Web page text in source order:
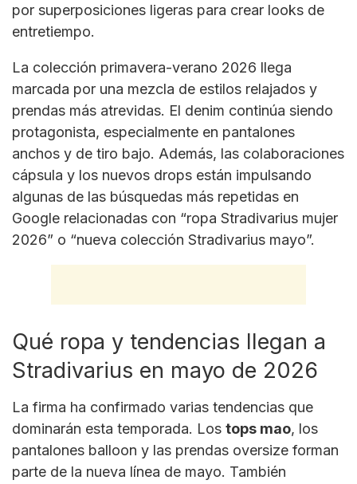
por superposiciones ligeras para crear looks de
entretiempo.
La colección primavera-verano 2026 llega
marcada por una mezcla de estilos relajados y
prendas más atrevidas. El denim continúa siendo
protagonista, especialmente en pantalones
anchos y de tiro bajo. Además, las colaboraciones
cápsula y los nuevos drops están impulsando
algunas de las búsquedas más repetidas en
Google relacionadas con “ropa Stradivarius mujer
2026” o “nueva colección Stradivarius mayo”.
Qué ropa y tendencias llegan a
Stradivarius en mayo de 2026
La firma ha confirmado varias tendencias que
dominarán esta temporada. Los tops mao, los
pantalones balloon y las prendas oversize forman
parte de la nueva línea de mayo. También